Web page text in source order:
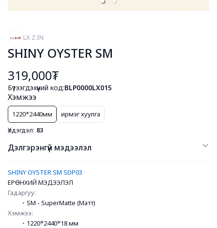
LX Z:IN
SHINY OYSTER SM
319,000₮
Бүтээгдэхүүний код:BLP0000LX015
Хэмжээ
1220*2440мм
ирмэг хуулга
Үлдэгдэл: 83
Дэлгэрэнгүй мэдээлэл
SHINY OYSTER SM SDP03
ЕРӨНХИЙ МЭДЭЭЛЭЛ
Гадаргуу:
SM - SuperMatte (Матт)
Хэмжээ:
1220*2440*18 мм